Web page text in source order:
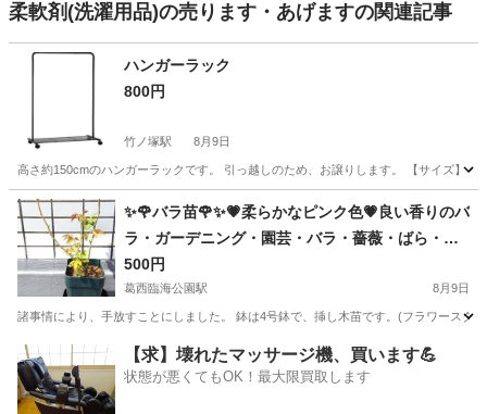
柔軟剤(洗濯用品)の売ります・あげますの関連記事
ハンガーラック
800円
竹ノ塚駅 8月9日
高さ約150cmのハンガーラックです。 引っ越しのため、お譲りします。 【サイズ】
東京 足立区 竹ノ塚駅 生活雑貨 ラック
✨🌹バラ苗🌹✨💗柔らかなピンク色💗良い香りのバ
ラ・ガーデニング・園芸・バラ・薔薇・ばら・バ
ラ苗・ばら苗・苗・花・植物・ER・イングリッシ
ュローズ
500円
葛西臨海公園駅 8月9日
諸事情により、手放すことにしました。 鉢は4号鉢で、挿し木苗です。(フラワースタ
東京 江戸川区 葛西臨海公園駅 家庭用品 バラ
【求】壊れたマッサージ機、買います💪
状態が悪くてもOK！最大限買取します